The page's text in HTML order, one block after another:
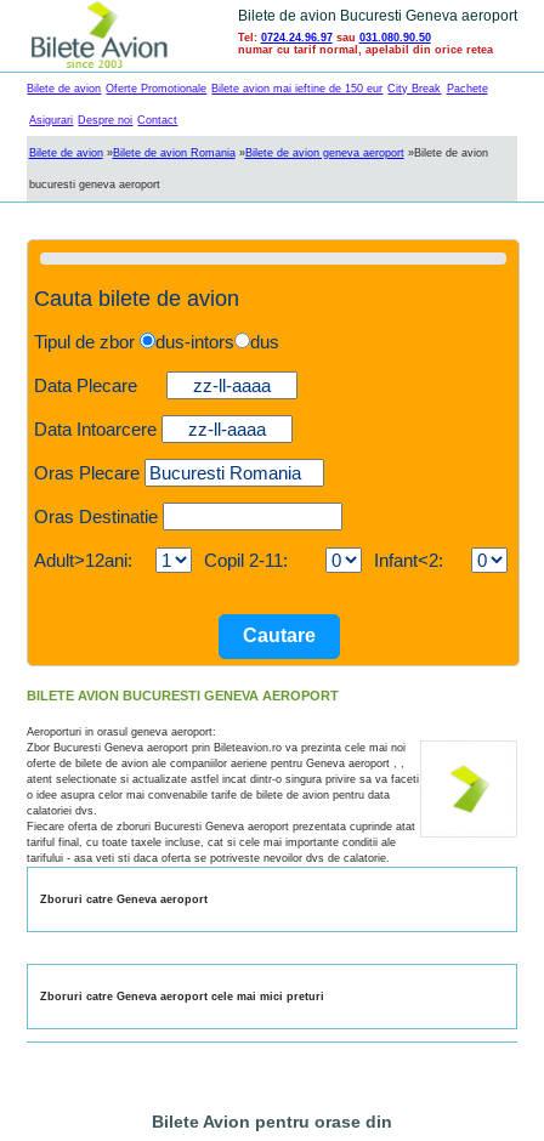
Bilete de avion Bucuresti Geneva aeroport
Tel: 0724.24.96.97sau 031.080.90.50
numar cu tarif normal, apelabil din orice retea
Bilete de avion Oferte Promotionale Bilete avion mai ieftine de 150 eur City Break Pachete
Asigurari Despre noi Contact
Bilete de avion»Bilete de avion Romania»Bilete de avion geneva aeroport»Bilete de avion
bucuresti geneva aeroport
Cauta bilete de avion
Tipul de zbor dus-intors dus
Data Plecare
Data Intoarcere
Oras Plecare
Oras Destinatie
Adult>12ani: Copil 2-11: Infant<2:
BILETE AVION BUCURESTI GENEVA AEROPORT
Aeroporturi in orasul geneva aeroport:
Zbor Bucuresti Geneva aeroport prin Bileteavion.ro va prezinta cele mai noi
oferte de bilete de avion ale companiilor aeriene pentru Geneva aeroport , ,
atent selectionate si actualizate astfel incat dintr-o singura privire sa va faceti
o idee asupra celor mai convenabile tarife de bilete de avion pentru data
calatoriei dvs.
Fiecare oferta de zboruri Bucuresti Geneva aeroport prezentata cuprinde atat
tariful final, cu toate taxele incluse, cat si cele mai importante conditii ale
tarifului - asa veti sti daca oferta se potriveste nevoilor dvs de calatorie.
Zboruri catre Geneva aeroport
Zboruri catre Geneva aeroport cele mai mici preturi
Bilete Avion pentru orase din